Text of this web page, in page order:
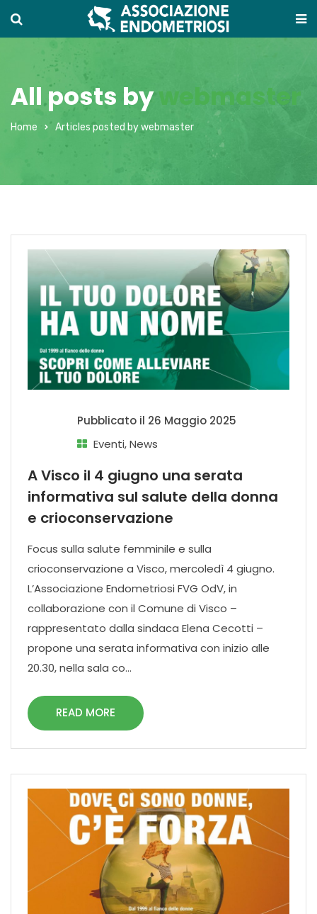
All posts bywebmaster
Home Articles posted by webmaster
Pubblicato il 26 Maggio 2025
Eventi,News
A Visco il 4 giugno una serata
informativa sul salute della donna
e crioconservazione
Focus sulla salute femminile e sulla
crioconservazione a Visco, mercoledì 4 giugno.
L’Associazione Endometriosi FVG OdV, in
collaborazione con il Comune di Visco –
rappresentato dalla sindaca Elena Cecotti –
propone una serata informativa con inizio alle
20.30, nella sala co...
READ MORE